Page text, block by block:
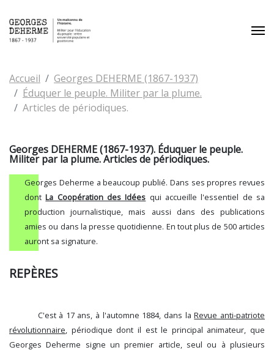
Accueil
Georges DEHERME (1867-1937)
Éduquer le peuple. Militer par la plume.
Articles de périodiques.
Georges DEHERME (1867-1937). Éduquer le peuple.
Militer par la plume. Articles de périodiques.
Georges Deherme a beaucoup publié. Dans ses propres revues
dontLa Coopération des Idées qui accueille l'essentiel de sa
production journalistique, mais aussi dans des publications
amies ou dans la presse quotidienne. En tout plus de 500 articles
auront sa signature.
REPÈRES
C'est à 17 ans, à l'automne 1884, dans laRevue anti-patriote
révolutionnaire, périodique dont il est le principal animateur, que
Georges Deherme signe un premier article, seul ou à plusieurs